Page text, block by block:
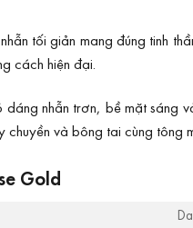
tối giản mang đúng tinh
cách hiện đại.
nhẫn trơn, bề mặt
và bông tai cùng tông
Gold